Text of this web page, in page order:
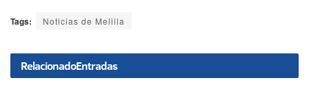
Tags: Noticias de Melilla
RelacionadoEntradas